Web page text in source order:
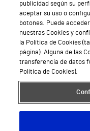
Política de
publicidad según su
aceptar su uso o
botones. Puede
nuestras Cookies y
la Política de Cookies
página). Alguna de las
transferencia de datos
Política de Cookies).